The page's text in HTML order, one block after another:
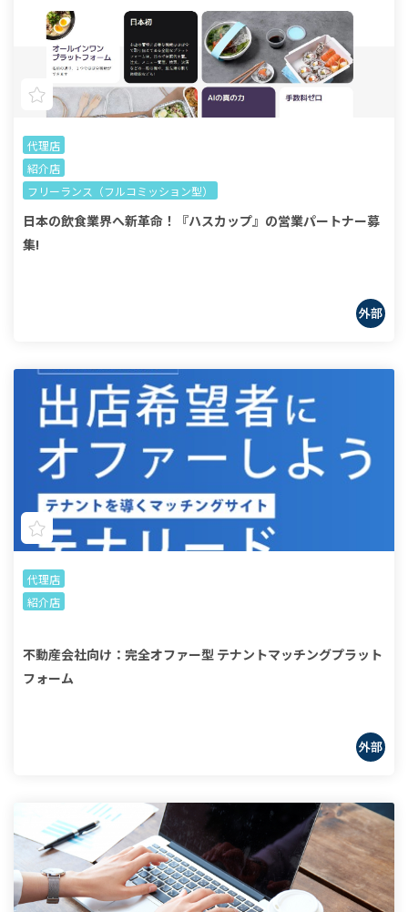
代理店
紹介店
フリーランス（フルコミッション型）
日本の飲食業界へ新革命！『ハスカップ』の営業パートナー募
集!
代理店
紹介店
不動産会社向け：完全オファー型 テナントマッチングプラット
フォーム